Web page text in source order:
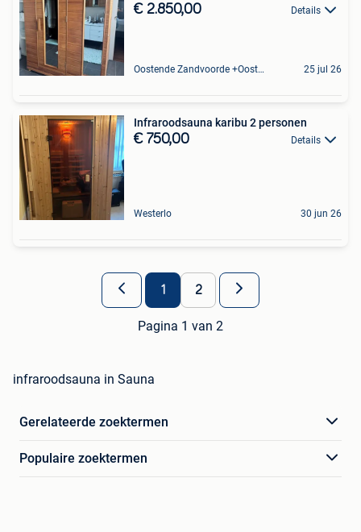
€ 2.850,00 Details
Oostende Zandvoorde +Oostende 25 jul 26
Infraroodsauna karibu 2 personen
€ 750,00 Details
Westerlo 30 jun 26
1 2
Pagina 1 van 2
infraroodsauna in Sauna
Gerelateerde zoektermen
Populaire zoektermen